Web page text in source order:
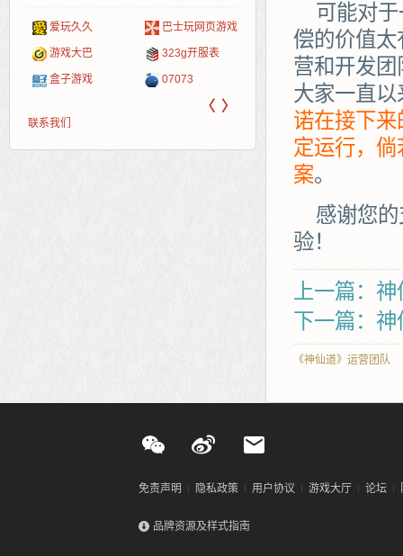
爱玩久久 巴士玩网页游戏
游戏大巴 323g开服表
盒子游戏 07073
页游网
腾讯游戏 新浪
新浪页游 网易
多玩
pcgame 中华网
Cwan
游一游
游侠网页游戏 40407
5617网游网 一游网
开服网
斗蟹网页游戏 游戏
4q5q游戏
〈 〉
联系我们
可能对
偿的价值
营和开发
大家一直
诺在接下
定运行，
案。
感谢您
验！
上一篇：
下一篇：
《神仙道》运营团队
免责声明 隐私政策 用户协议 游戏大厅 论坛
品牌资源及样式指南